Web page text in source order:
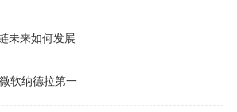
未来如何发展
软纳德拉第一